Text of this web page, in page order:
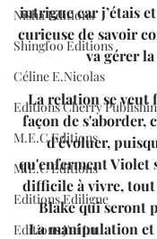
Nisha Editions
Shingfoo Editions
Céline E.Nicolas
Editions Cherry
M.E.C Editions
M.E.C Editions
Editions Ediligne
Editions J'ai Lu
intrigue car j’étais
curieuse de savoir
va gérer
La relation se veut
façon de s'aborder,
d'évoluer,
qu'enferment Violet
difficile à vivre, tout
Blake qui seront
La manipulation